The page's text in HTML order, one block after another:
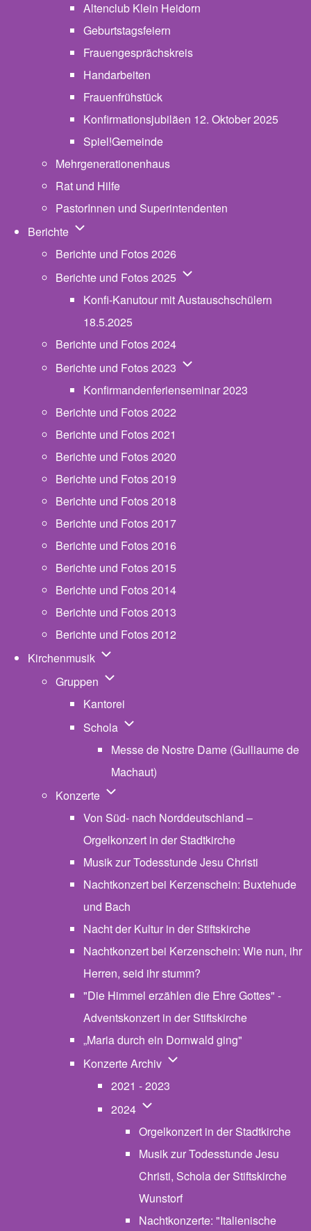
Altenclub Klein Heidorn
Geburtstagsfeiern
Frauengesprächskreis
Handarbeiten
Frauenfrühstück
Konfirmationsjubiläen 12. Oktober 2025
Spiel!Gemeinde
Mehrgenerationenhaus
Rat und Hilfe
PastorInnen und Superintendenten
Berichte Unternavigation von Berichte
Berichte und Fotos 2026
Berichte und Fotos 2025 Unternavigation von
Konfi-Kanutour mit Austauschschülern
18.5.2025
Berichte und Fotos 2024
Berichte und Fotos 2023 Unternavigation von
Konfirmandenferienseminar 2023
Berichte und Fotos 2022
Berichte und Fotos 2021
Berichte und Fotos 2020
Berichte und Fotos 2019
Berichte und Fotos 2018
Berichte und Fotos 2017
Berichte und Fotos 2016
Berichte und Fotos 2015
Berichte und Fotos 2014
Berichte und Fotos 2013
Berichte und Fotos 2012
Kirchenmusik Unternavigation von Kirchenmusik
Gruppen Unternavigation von Gruppen
Kantorei
Schola Unternavigation von Schola
Messe de Nostre Dame (Gulliaume de
Machaut)
Konzerte Unternavigation von Konzerte
Von Süd- nach Norddeutschland –
Orgelkonzert in der Stadtkirche
Musik zur Todesstunde Jesu Christi
Nachtkonzert bei Kerzenschein: Buxtehude
und Bach
Nacht der Kultur in der Stiftskirche
Nachtkonzert bei Kerzenschein: Wie nun, ihr
Herren, seid ihr stumm?
"Die Himmel erzählen die Ehre Gottes" -
Adventskonzert in der Stiftskirche
„Maria durch ein Dornwald ging"
Konzerte Archiv Unternavigation von
2021 - 2023
2024 Unternavigation von 2024
Orgelkonzert in der Stadtkirche
Musik zur Todesstunde Jesu
Christi, Schola der Stiftskirche
Wunstorf
Nachtkonzerte: "Italienische